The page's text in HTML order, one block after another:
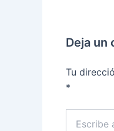
Deja un
Tu
*
aquí...